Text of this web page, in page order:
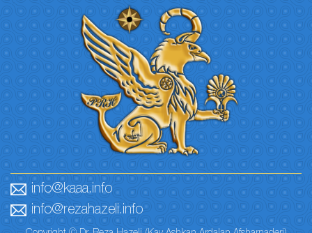
info@kaaa.info
info@rezahazeli.info